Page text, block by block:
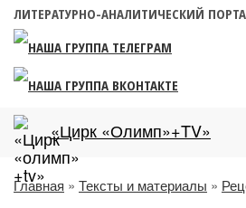
ЛИТЕРАТУРНО-АНАЛИТИЧЕСКИЙ
«Цирк «Олимп»+TV»
Главная » Тексты и материалы »